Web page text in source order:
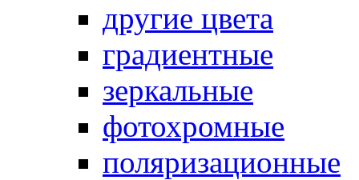
другие цвета
градиентные
зеркальные
фотохромные
поляризационные